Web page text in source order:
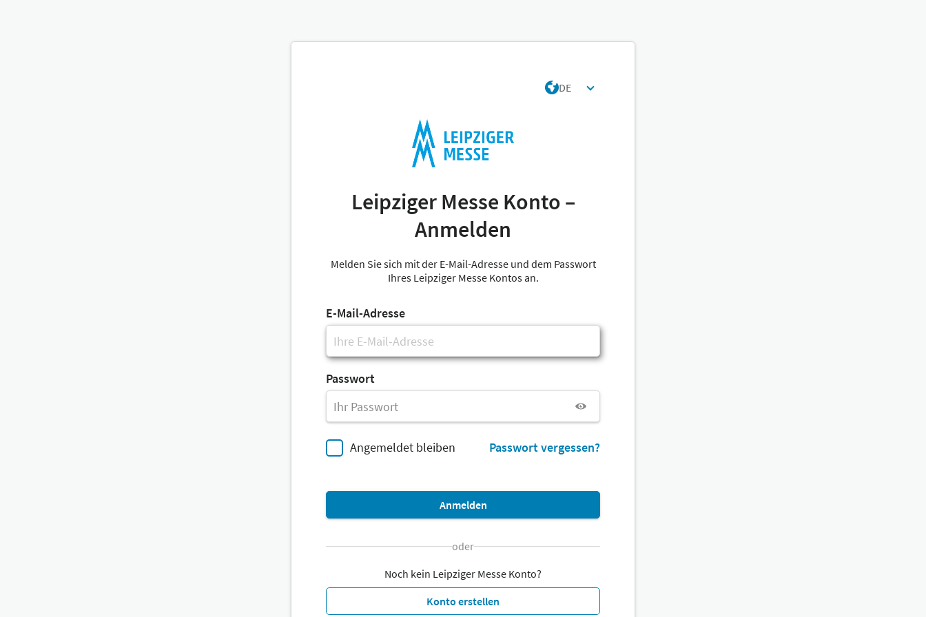
DE
Leipziger Messe Konto –
Anmelden
Melden Sie sich mit der E-Mail-Adresse und dem Passwort
Ihres Leipziger Messe Kontos an.
E-Mail-Adresse
Passwort
Angemeldet bleiben Passwort vergessen?
Anmelden
oder
Noch kein Leipziger Messe Konto?
Konto erstellen